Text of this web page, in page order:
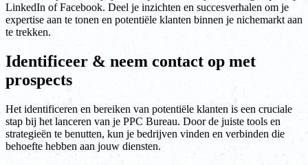
LinkedIn of Facebook. Deel je inzichten en succesverhalen om je
expertise aan te tonen en potentiële klanten binnen je nichemarkt aan
te trekken.
Identificeer & neem contact op met
prospects
Het identificeren en bereiken van potentiële klanten is een cruciale
stap bij het lanceren van je PPC Bureau. Door de juiste tools en
strategieën te benutten, kun je bedrijven vinden en verbinden die
behoefte hebben aan jouw diensten.